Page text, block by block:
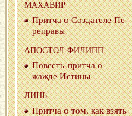
МА­ХА­ВИР
Прит­ча о Со­зда­те­ле Пе­
ре­пра­вы
АПО­СТОЛ ФИ­ЛИПП
По­весть-прит­ча о
жажде Ис­ти­ны
ЛИНЬ
Прит­ча о том, как взять